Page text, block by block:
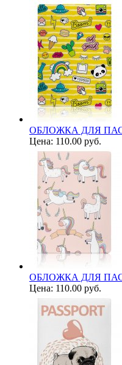
ОБЛОЖКА ДЛЯ
Цена: 110.00 руб.
ОБЛОЖКА ДЛЯ
Цена: 110.00 руб.